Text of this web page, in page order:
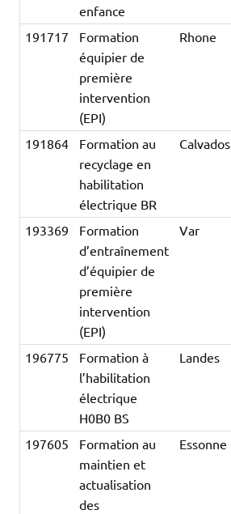
enfance
191717
Formation
équipier de
première
intervention
(EPI)
Rhone
191864
Formation au
recyclage en
habilitation
électrique BR
Calvados
193369
Formation
d’entraînement
d’équipier de
première
intervention
(EPI)
Var
196775
Formation à
l’habilitation
électrique
H0B0 BS
Landes
197605
Formation au
maintien et
actualisation
des
Essonne